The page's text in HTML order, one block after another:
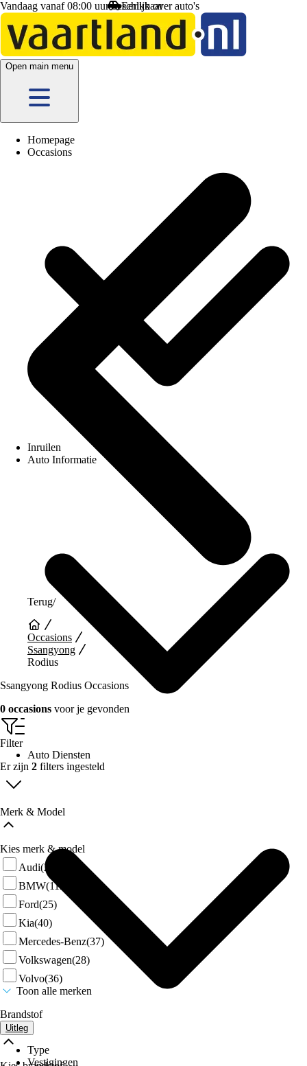
Eerlijkover auto's
Vandaag vanaf 08:00 uur beschikbaar
Open main menu
Homepage
Occasions
Inruilen
Auto Informatie
Auto Diensten
Type
Vestigingen
Terug/
Occasions
Ssangyong
Rodius
Ssangyong Rodius Occasions
0 occasions voor je gevonden
Filter
Er zijn 2 filters ingesteld
Merk & Model
Kies merk & model
Audi(28)
BMW(112)
Ford(25)
Kia(40)
Mercedes-Benz(37)
Volkswagen(28)
Volvo(36)
Toon alle merken
Brandstof
Uitleg